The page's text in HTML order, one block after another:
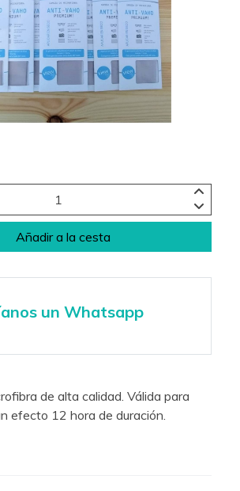
Añadir a la cesta
un Whatsapp
de alta calidad. Válida para
efecto 12 hora de duración.